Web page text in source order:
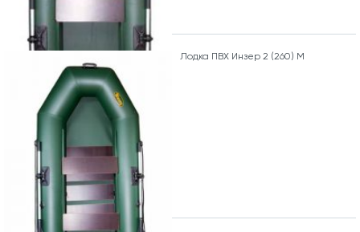
Лодка ПВХ Инзер 2 (260) М